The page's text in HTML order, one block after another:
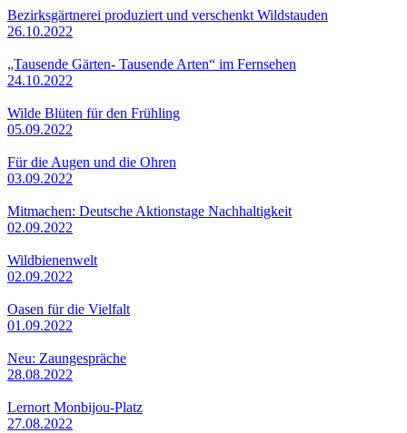
Bezirksgärtnerei produziert und verschenkt Wildstauden
26.10.2022
„Tausende Gärten- Tausende Arten“ im Fernsehen
24.10.2022
Wilde Blüten für den Frühling
05.09.2022
Für die Augen und die Ohren
03.09.2022
Mitmachen: Deutsche Aktionstage Nachhaltigkeit
02.09.2022
Wildbienenwelt
02.09.2022
Oasen für die Vielfalt
01.09.2022
Neu: Zaungespräche
28.08.2022
Lernort Monbijou-Platz
27.08.2022